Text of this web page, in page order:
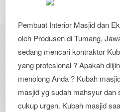
Pembuat Interior Masjid dan
oleh Produsen di Tumang,
sedang mencari kontraktor
yang profesional ? Apakah
menolong Anda ? Kubah
masjid yg sudah mahsyur dan
cukup urgen. Kubah masjid